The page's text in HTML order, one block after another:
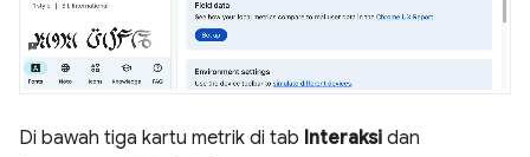
Di bawah tiga kartu metrik di tab Interaksi dan